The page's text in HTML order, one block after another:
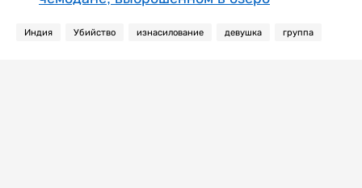
Индия Убийство изнасилование девушка группа